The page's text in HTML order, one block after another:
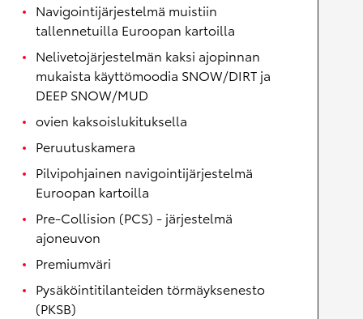
Navigointijärjestelmä muistiin
tallennetuilla Euroopan kartoilla
Nelivetojärjestelmän kaksi ajopinnan
mukaista käyttömoodia SNOW/DIRT ja
DEEP SNOW/MUD
ovien kaksoislukituksella
Peruutuskamera
Pilvipohjainen navigointijärjestelmä
Euroopan kartoilla
Pre-Collision (PCS) - järjestelmä
ajoneuvon
Premiumväri
Pysäköintitilanteiden törmäyksenesto
(PKSB)